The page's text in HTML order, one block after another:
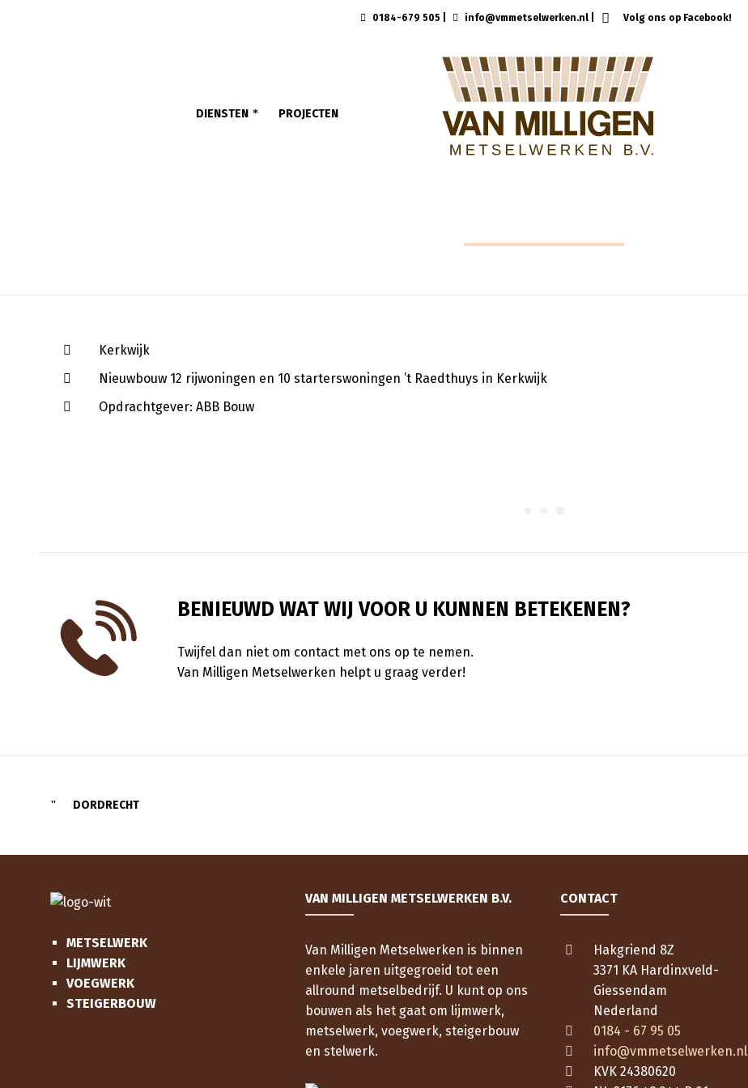
0184-679 505 info@vmmetselwerken.nl| Volg ons op Facebook!
DIENSTEN PROJECTEN
Kerkwijk
Nieuwbouw 12 rijwoningen en 10 starterswoningen ’t Raedthuys in Kerkwijk
Opdrachtgever: ABB Bouw
BENIEUWD WAT WIJ VOOR U KUNNEN BETEKENEN?
Twijfel dan niet om contact met ons op te nemen.
Van Milligen Metselwerken helpt u graag verder!
DORDRECHT
METSELWERK
LIJMWERK
VOEGWERK
STEIGERBOUW
VAN MILLIGEN METSELWERKEN B.V.
Van Milligen Metselwerken is binnen
enkele jaren uitgegroeid tot een
allround metselbedrijf. U kunt op ons
bouwen als het gaat om lijmwerk,
metselwerk, voegwerk, steigerbouw
en stelwerk.
CONTACT
Hakgriend 8Z
3371 KA Hardinxveld-
Giessendam
Nederland
0184 - 67 95 05
info@vmmetselwerken.nl
KVK 24380620